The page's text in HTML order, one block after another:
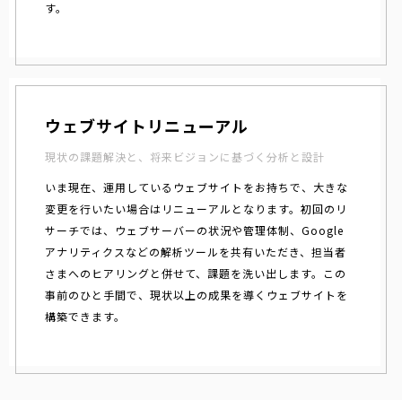
す。
ウェブサイトリニューアル
現状の課題解決と、将来ビジョンに基づく分析と設計
いま現在、運用しているウェブサイトをお持ちで、大きな
変更を行いたい場合はリニューアルとなります。初回のリ
サーチでは、ウェブサーバーの状況や管理体制、Google
アナリティクスなどの解析ツールを共有いただき、担当者
さまへのヒアリングと併せて、課題を洗い出します。この
事前のひと手間で、現状以上の成果を導くウェブサイトを
構築できます。